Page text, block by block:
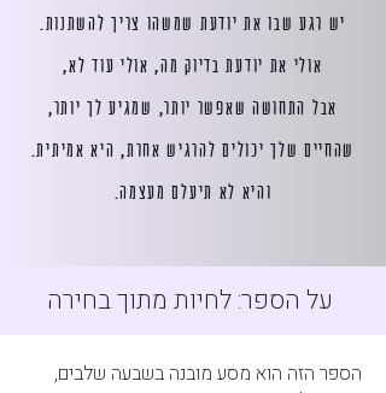
יש רגע שבו את יודעת שמשהו צריך להשתנות.
אולי את יודעת בדיוק מה, אולי עוד לא,
אבל התחושה שאפשר יותר, שמגיע לך יותר,
שהחיים שלך יכולים להרגיש אחרת, היא אמיתית.
והיא לא תיעלם מעצמה.
על הספר: לחיות מתוך בחירה
הספר הזה הוא מסע מובנה בשבעה שלבים,